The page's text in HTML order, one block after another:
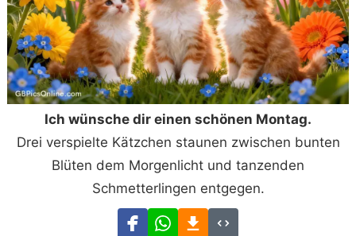
Ich wünsche dir einen schönen Montag.
Drei verspielte Kätzchen staunen zwischen bunten
Blüten dem Morgenlicht und tanzenden
Schmetterlingen entgegen.